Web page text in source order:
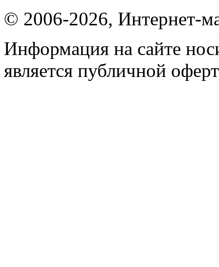
© 2006-2026, Интернет-
Информация на сайте
является публичной